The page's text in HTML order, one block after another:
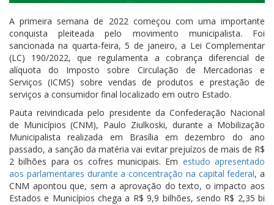
A primeira semana de 2022 começou com uma importante
conquista pleiteada pelo movimento municipalista. Foi
sancionada na quarta-feira, 5 de janeiro, a Lei Complementar
(LC) 190/2022, que regulamenta a cobrança diferencial de
alíquota do Imposto sobre Circulação de Mercadorias e
Serviços (ICMS) sobre vendas de produtos e prestação de
serviços a consumidor final localizado em outro Estado.
Pauta reivindicada pelo presidente da Confederação Nacional
de Municípios (CNM), Paulo Ziulkoski, durante a Mobilização
Municipalista realizada em Brasília em dezembro do ano
passado, a sanção da matéria vai evitar prejuízos de mais de R$
2 bilhões para os cofres municipais. Em estudo apresentado
aos parlamentares durante a concentração na capital federal, a
CNM apontou que, sem a aprovação do texto, o impacto aos
Estados e Municípios chega a R$ 9,9 bilhões, sendo R$ 2,35 bi